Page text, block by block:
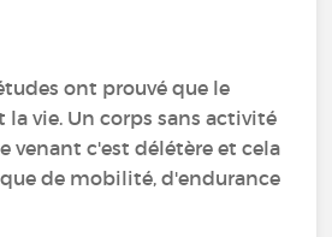
ont prouvé que le
vie. Un corps sans activité
venant c'est délétère et cela
de mobilité, d'endurance